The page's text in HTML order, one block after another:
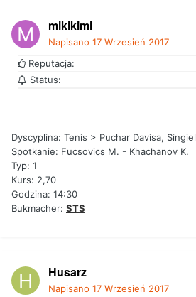
mikikimi
Napisano 17 Wrzesień 2017
Reputacja:
Status:
Dyscyplina: Tenis > Puchar Davisa, Singiel
Spotkanie: Fucsovics M. - Khachanov K.
Typ: 1
Kurs: 2,70
Godzina: 14:30
Bukmacher: STS
Husarz
Napisano 17 Wrzesień 2017